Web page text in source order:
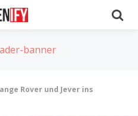
Rover und Jever ins